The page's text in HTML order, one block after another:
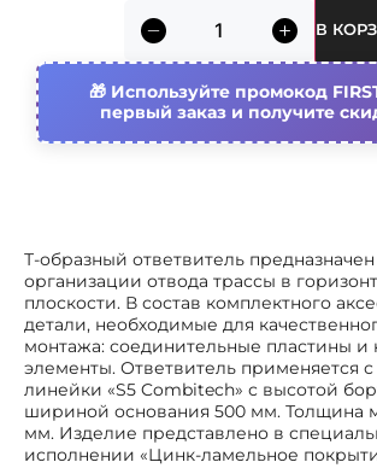
Т-образный ответвитель
организации отвода трассы в
плоскости. В состав комплектного
детали, необходимые для
монтажа: соединительные пластины
элементы. Ответвитель применяется
линейки «S5 Combitech» с высотой
шириной основания 500 мм. Толщина
мм. Изделие представлено в
исполнении «Цинк-ламельное
Высота кабельного лотка
Ширина кабельного лотка
Вид/ марка материала
Защитное покрытие поверхности
Модель/исполнение
С
Цвет
В
Используйте промокод
первый заказ и получите